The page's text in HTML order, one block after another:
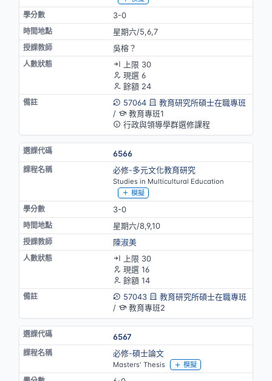
3-0
星期六/5,6,7
吳榕？
上限 30
現選 6
餘額 24
57064
教育研究所碩士在職專班
/
教育專班1
行政與領導學群選修課程
6566
必修-多元文化教育研究
Studies in Multicultural Education
模擬
3-0
星期六/8,9,10
陳淑美
上限 30
現選 16
餘額 14
57043
教育研究所碩士在職專班
/
教育專班2
6567
必修-碩士論文
Masters' Thesis 模擬